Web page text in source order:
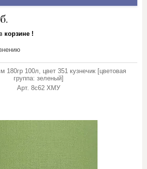
корзине !
180гр 100л, цвет 351 кузнечик [цветовая
группа: зеленый]
Арт. 8с62 ХМУ